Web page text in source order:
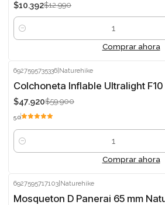
$10.392$12.990
Cantidad
Comprar ahora
-20%
6927595735336 Naturehike
Colchoneta Inflable Ultralight
$47.920$59.900
5.0
Cantidad
Comprar ahora
-20%
6927595717103|Naturehike
Mosqueton D Panerai 65 mm